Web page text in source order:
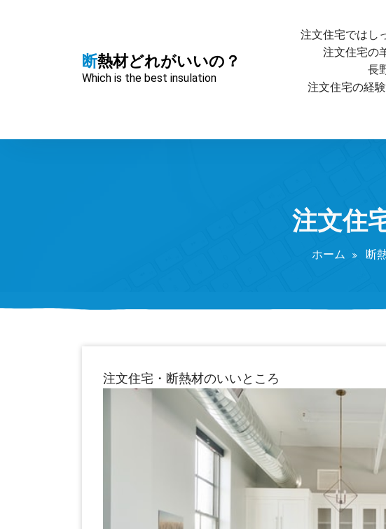
ッ
断熱材どれがいいの？
Which is the best insulation
注文住宅ではし
注文住宅の
長
注文住宅の経
注文住
ホーム 断
注文住宅・断熱材のいいところ